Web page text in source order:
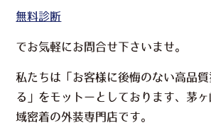
無料診断
でお気軽にお問合せ下さいませ。
私たちは「お客様に後悔のない高品
る」をモットーとしております、茅
域密着の外装専門店です。